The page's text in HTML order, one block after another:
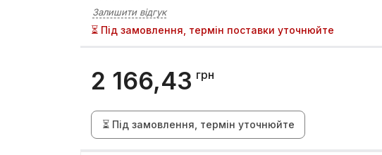
Залишити відгук
⏳ Під замовлення, термін поставки уточнюйте
2 166,43 грн
⏳ Під замовлення, термін уточнюйте